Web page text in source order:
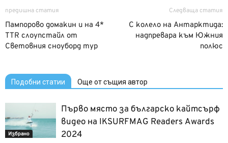
предишна статия
Пампорово домакин и на 4*
TTR слоупстайл от
Световния сноуборд тур
Следваща статия
С колело на Антарктида:
надпревара към Южния
полюс
Подобни статии Още от същия автор
Избрано
Първо място за българско кайтсърф
видео на IKSURFMAG Readers Awards
2024